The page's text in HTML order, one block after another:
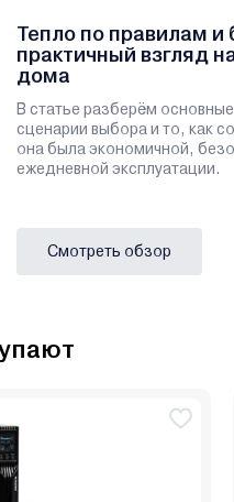
Тепло по правилам и
практичный взгляд
дома
В статье разберём
сценарии выбора и то, как
она была экономичной,
ежедневной эксплуатации.
Смотреть обзор